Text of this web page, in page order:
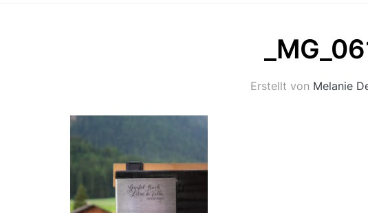
Erstellt von Melanie